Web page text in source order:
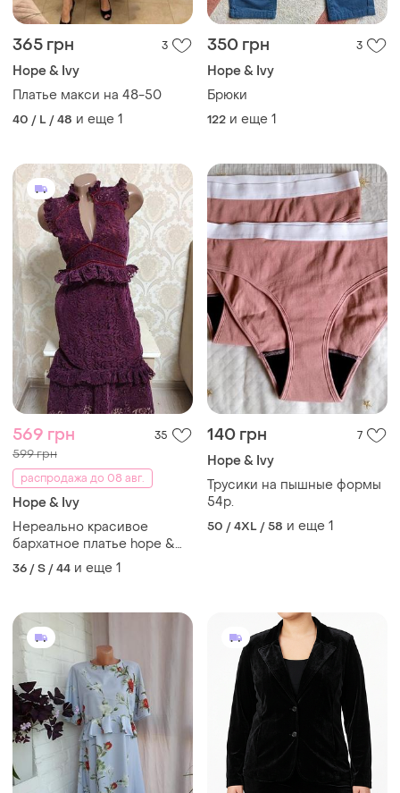
365 грн 3
Hope & Ivy
Платье макси на 48-50
40 / L / 48 и еще 1
350 грн 3
Hope & Ivy
Брюки
122 и еще 1
569 грн 35
599 грн
распродажа до 08 авг.
Hope & Ivy
Нереально красивое
бархатное платье hope &
ivy
36 / S / 44 и еще 1
140 грн 7
Hope & Ivy
Трусики на пышные формы
54р.
50 / 4XL / 58 и еще 1